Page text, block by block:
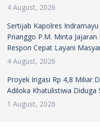
4 August, 2026
Sertijab Kapolres Indramayu
Prianggo P.M. Minta Jajaran
Respon Cepat Layani
4 August, 2026
Proyek Irigasi Rp 4,8 Miliar
Adiloka Khatulistiwa Diduga
1 August, 2026